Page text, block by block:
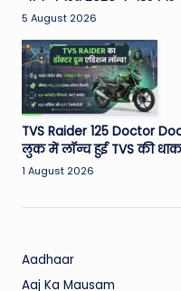
5 August 2026
TVS Raider 125 Doctor
लुक में लॉन्च हुई TVS की
1 August 2026
Aadhaar
Aaj Ka Mausam